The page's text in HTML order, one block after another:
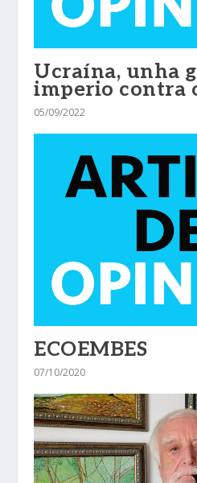
Ucraína, unha
imperio contra
05/09/2022
ECOEMBES
07/10/2020